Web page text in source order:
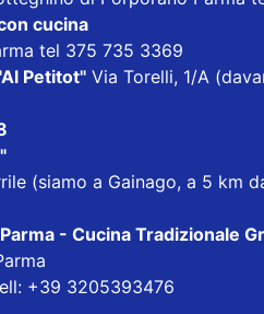
cucina
tel 375 735 3369
Petitot" Via Torelli, 1/A
(siamo a Gainago, a 5 km
- Cucina Tradizionale
+39 3205393476